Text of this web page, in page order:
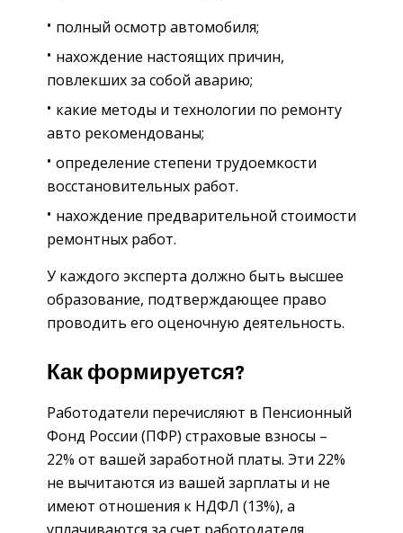
полный осмотр автомобиля;
нахождение настоящих причин,
повлекших за собой аварию;
какие методы и технологии по ремонту
авто рекомендованы;
определение степени трудоемкости
восстановительных работ.
нахождение предварительной стоимости
ремонтных работ.
У каждого эксперта должно быть высшее
образование, подтверждающее право
проводить его оценочную деятельность.
Как формируется?
Работодатели перечисляют в Пенсионный
Фонд России (ПФР) страховые взносы –
22% от вашей заработной платы. Эти 22%
не вычитаются из вашей зарплаты и не
имеют отношения к НДФЛ (13%), а